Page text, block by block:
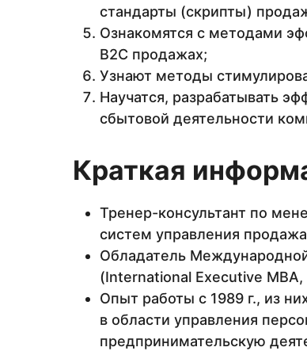
стандарты (скрипты)
Ознакомятся с методами
В2С продажах;
Узнают методы
Научатся, разрабатывать
сбытовой деятельности
Краткая
Тренер-консультант по
систем управления
Обладатель
(International Executive
Опыт работы с 1989 г., из
в области управления
предпринимательскую